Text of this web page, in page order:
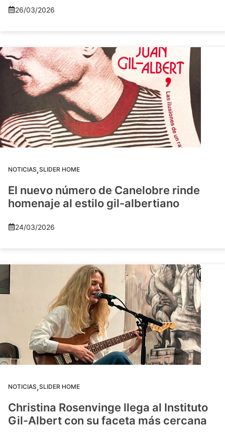
26/03/2026
NOTICIAS,SLIDER HOME
El nuevo número de Canelobre rinde
homenaje al estilo gil-albertiano
24/03/2026
NOTICIAS,SLIDER HOME
Christina Rosenvinge llega al Instituto
Gil-Albert con su faceta más cercana